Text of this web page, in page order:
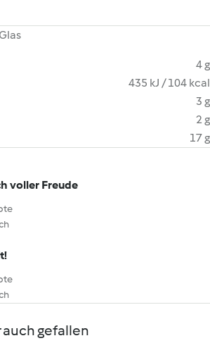
4 g
435 kJ / 104 kcal
3 g
2 g
17 g
voller Freude
auch gefallen